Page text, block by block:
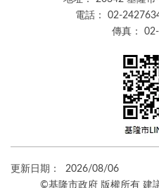
電話：
02-
傳真：
更新日期： 2026/08/06
©基隆市政府 版權所有 建